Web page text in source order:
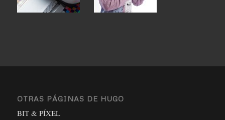
OTRAS PÁGINAS DE HUGO
BIT & PÍXEL